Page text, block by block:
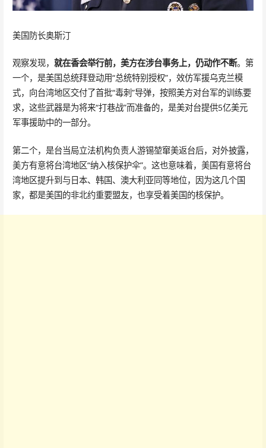
美国防长奥斯汀
观察发现， 就在香会举行前，美方在涉台事务上，仍动作不断。第
一个，是美国总统拜登动用“总统特别授权”，效仿军援乌克兰模
式，向台湾地区交付了首批“毒刺”导弹，按照美方对台军的训练要
求，这些武器是为将来“打巷战”而准备的，是美对台提供5亿美元
军事援助中的一部分。
第二个，是台当局立法机构负责人游锡堃窜美返台后，对外披露，
美方有意将台湾地区“纳入核保护伞”。这也意味着，美国有意将台
湾地区提升到与日本、韩国、澳大利亚同等地位，因为这几个国
家，都是美国的非北约重要盟友，也享受着美国的核保护。